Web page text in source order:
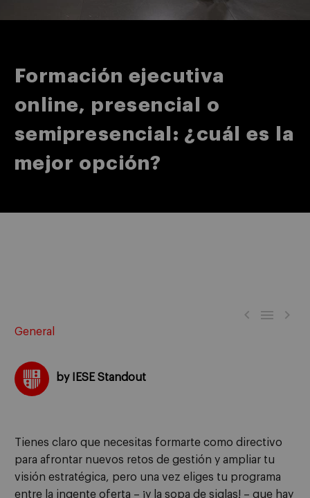
Formación ejecutiva
online, presencial o
semipresencial: ¿cuál es la
mejor opción?
  
General
by IESE Standout
Tienes claro que necesitas formarte como directivo
para afrontar nuevos retos de gestión y ampliar tu
visión estratégica, pero una vez eliges tu programa
entre la ingente oferta – ¡y la sopa de siglas! – que hay